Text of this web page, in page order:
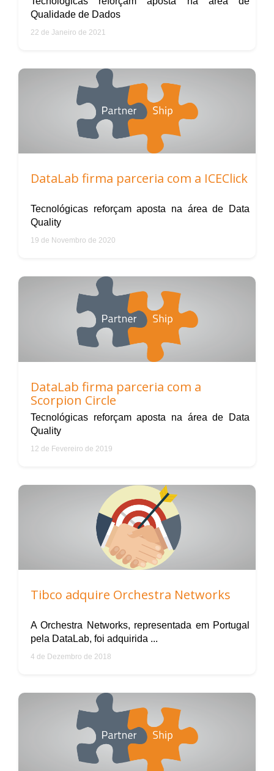
Qualidade de Dados
22 de Janeiro de 2021
DataLab firma parceria com a ICEClick
Tecnológicas reforçam aposta na área de Data
Quality
19 de Novembro de 2020
DataLab firma parceria com a
Scorpion Circle
Tecnológicas reforçam aposta na área de Data
Quality
12 de Fevereiro de 2019
Tibco adquire Orchestra Networks
A Orchestra Networks, representada em Portugal
pela DataLab, foi adquirida ...
4 de Dezembro de 2018